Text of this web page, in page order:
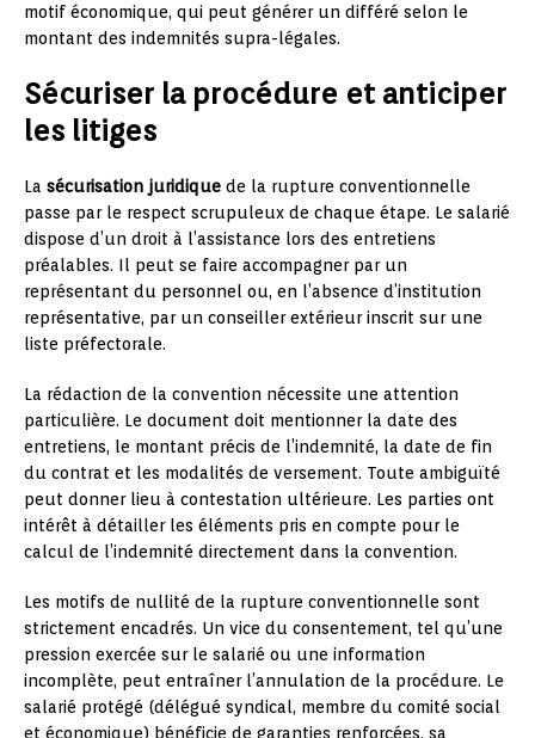
motif économique, qui peut générer un différé selon le
montant des indemnités supra-légales.
Sécuriser la procédure et anticiper
les litiges
La sécurisation juridique de la rupture conventionnelle
passe par le respect scrupuleux de chaque étape. Le salarié
dispose d’un droit à l’assistance lors des entretiens
préalables. Il peut se faire accompagner par un
représentant du personnel ou, en l’absence d’institution
représentative, par un conseiller extérieur inscrit sur une
liste préfectorale.
La rédaction de la convention nécessite une attention
particulière. Le document doit mentionner la date des
entretiens, le montant précis de l’indemnité, la date de fin
du contrat et les modalités de versement. Toute ambiguïté
peut donner lieu à contestation ultérieure. Les parties ont
intérêt à détailler les éléments pris en compte pour le
calcul de l’indemnité directement dans la convention.
Les motifs de nullité de la rupture conventionnelle sont
strictement encadrés. Un vice du consentement, tel qu’une
pression exercée sur le salarié ou une information
incomplète, peut entraîner l’annulation de la procédure. Le
salarié protégé (délégué syndical, membre du comité social
et économique) bénéficie de garanties renforcées, sa